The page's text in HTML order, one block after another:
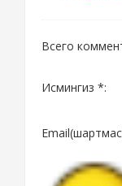
Всего
Исмингиз *: